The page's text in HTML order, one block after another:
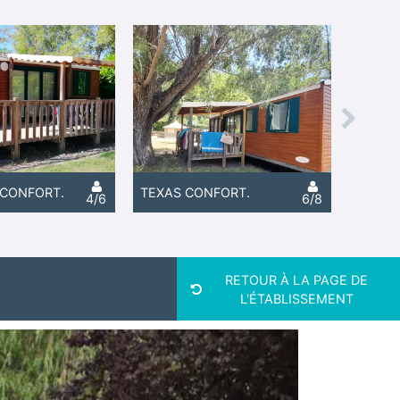
4/6 TEXAS CONFORT. 6/8
Next
RETOUR À LA PAGE DE
L'ÉTABLISSEMENT